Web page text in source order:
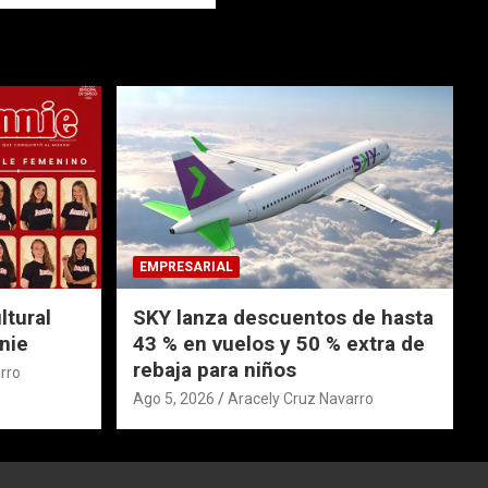
EMPRESARIAL
SKY lanza descuentos de hasta
43 % en vuelos y 50 % extra de
rebaja para niños
Ago 5, 2026 Aracely Cruz Navarro